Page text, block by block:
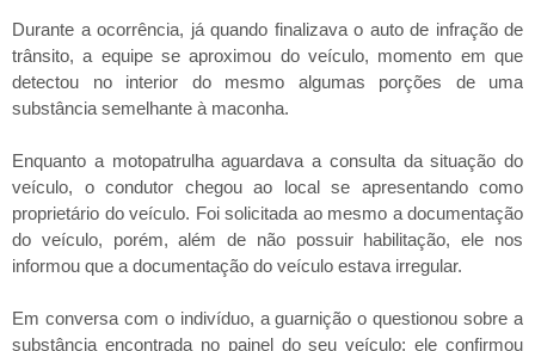
Durante a ocorrência, já quando finalizava o auto de infração de
trânsito, a equipe se aproximou do veículo, momento em que
detectou no interior do mesmo algumas porções de uma
substância semelhante à maconha.
Enquanto a motopatrulha aguardava a consulta da situação do
veículo, o condutor chegou ao local se apresentando como
proprietário do veículo. Foi solicitada ao mesmo a documentação
do veículo, porém, além de não possuir habilitação, ele nos
informou que a documentação do veículo estava irregular.
Em conversa com o indivíduo, a guarnição o questionou sobre a
substância encontrada no painel do seu veículo; ele confirmou